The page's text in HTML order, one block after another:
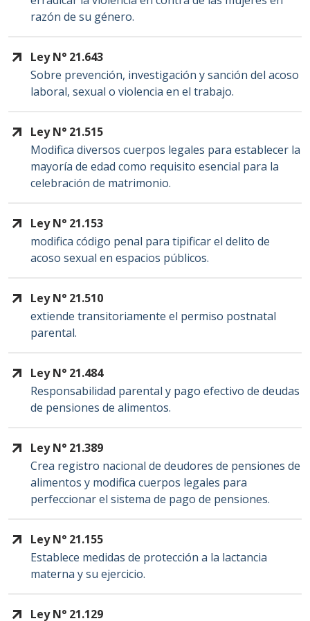
razón de su género.
Ley N° 21.643
Sobre prevención, investigación y sanción del acoso
laboral, sexual o violencia en el trabajo.
Ley N° 21.515
Modifica diversos cuerpos legales para establecer la
mayoría de edad como requisito esencial para la
celebración de matrimonio.
Ley N° 21.153
modifica código penal para tipificar el delito de
acoso sexual en espacios públicos.
Ley N° 21.510
extiende transitoriamente el permiso postnatal
parental.
Ley N° 21.484
Responsabilidad parental y pago efectivo de deudas
de pensiones de alimentos.
Ley N° 21.389
Crea registro nacional de deudores de pensiones de
alimentos y modifica cuerpos legales para
perfeccionar el sistema de pago de pensiones.
Ley N° 21.155
Establece medidas de protección a la lactancia
materna y su ejercicio.
Ley N° 21.129